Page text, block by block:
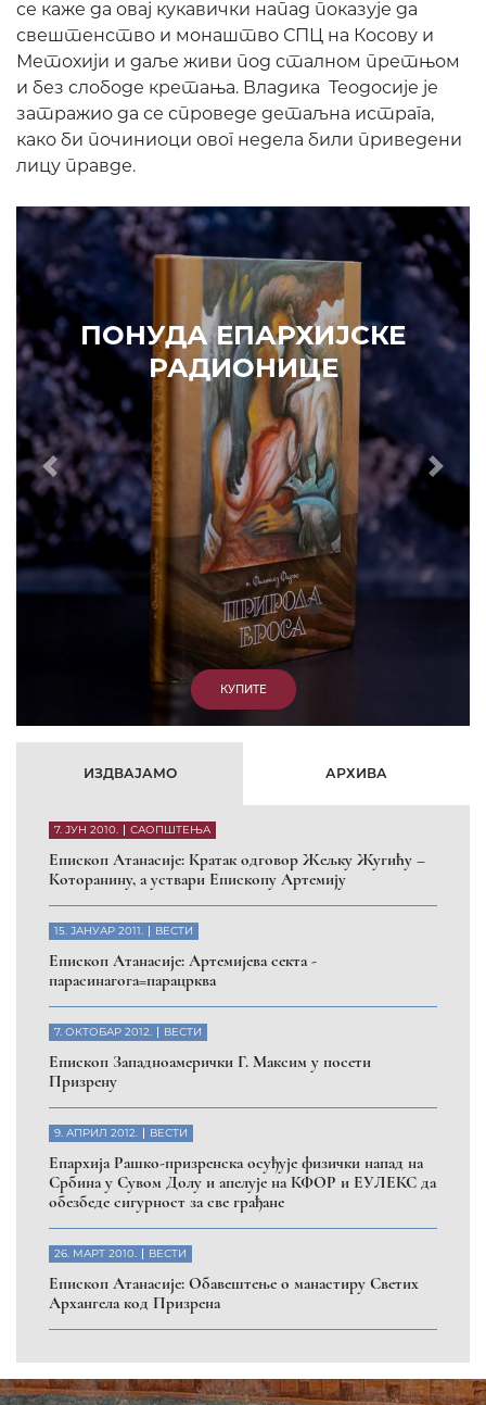
се каже да овај кукавички напад показује да
свештенство и монаштво СПЦ на Косову и
Метохији и даље живи под сталном претњом
и без слободе кретања. Владика Теодосије је
затражио да се спроведе детаљна истрага,
како би починиоци овог недела били приведени
лицу правде.
ПОНУДА ЕПАРХИЈСКЕ
РАДИОНИЦЕ
КУПИТЕ
Prethodni
ИЗДВАЈАМО АРХИВА
7. ЈУН 2010. САОПШТЕЊА
Eпископ Атанасије: Кратак одговор Жељку Жугићу –
Которанину, а уствари Епископу Артемију
15. ЈАНУАР 2011. ВЕСТИ
Eпископ Атанасије: Артемијева секта -
парасинагога=парацрква
7. ОКТОБАР 2012. ВЕСТИ
Eпископ Западноамерички Г. Максим у посети
Призрену
9. АПРИЛ 2012. ВЕСТИ
Eпархија Рашко-призренска осуђује физички напад на
Србина у Сувом Долу и апелује на КФОР и ЕУЛЕКС да
обезбеде сигурност за све грађане
26. МАРТ 2010. ВЕСТИ
Eпископ Атанасије: Обавештење о манастиру Светих
Архангела код Призрена